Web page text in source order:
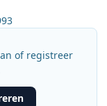
of registreer